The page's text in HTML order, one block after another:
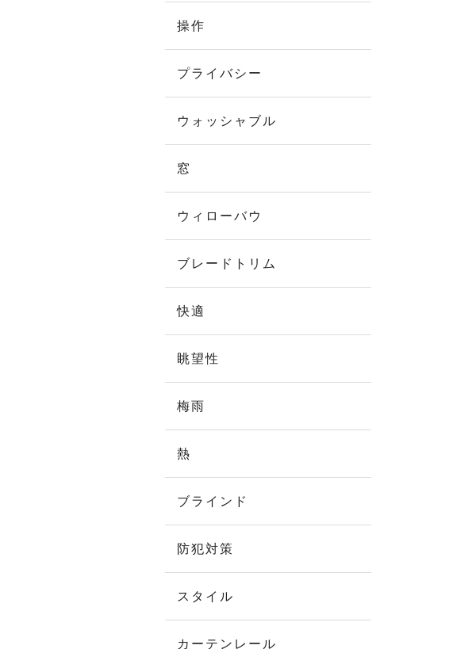
操作
プライバシー
ウォッシャブル
窓
ウィローバウ
ブレードトリム
快適
眺望性
梅雨
熱
ブラインド
防犯対策
スタイル
カーテンレール